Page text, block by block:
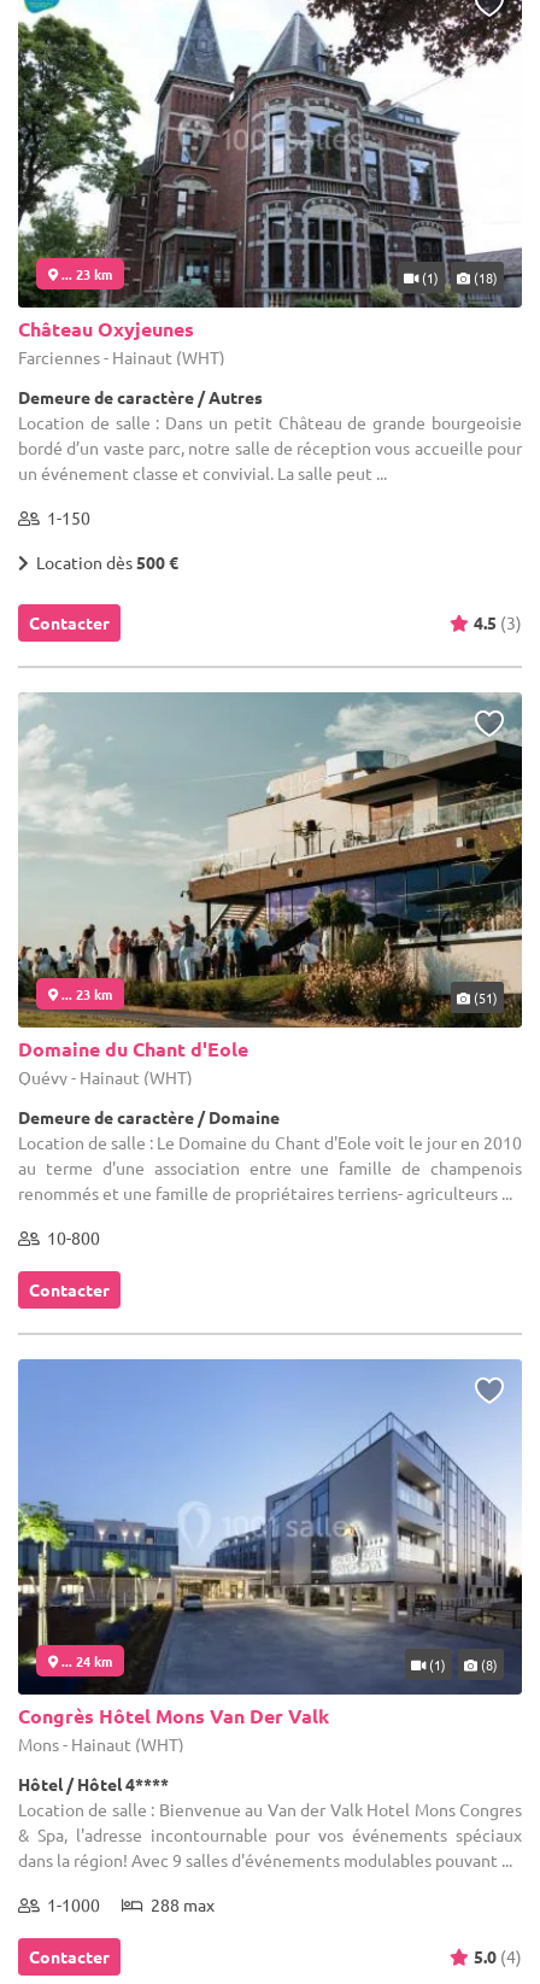
... 23 km (1) (18)
Château Oxyjeunes
Farciennes - Hainaut (WHT)
Demeure de caractère / Autres
Location de salle : Dans un petit Château de grande bourgeoisie
bordé d’un vaste parc, notre salle de réception vous accueille pour
un événement classe et convivial. La salle peut ...
1-150
Location dès500 €
Contacter 4.5 (3)
... 23 km (51)
Domaine du Chant d'Eole
Quévy - Hainaut (WHT)
Demeure de caractère / Domaine
Location de salle : Le Domaine du Chant d'Eole voit le jour en 2010
au terme d'une association entre une famille de champenois
renommés et une famille de propriétaires terriens- agriculteurs ...
10-800
Contacter
... 24 km (1) (8)
Congrès Hôtel Mons Van Der Valk
Mons - Hainaut (WHT)
Hôtel / Hôtel 4****
Location de salle : Bienvenue au Van der Valk Hotel Mons Congres
& Spa, l'adresse incontournable pour vos événements spéciaux
dans la région! Avec 9 salles d'événements modulables pouvant ...
1-1000 288 max
Contacter 5.0 (4)